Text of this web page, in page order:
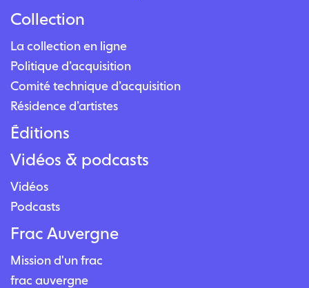
Collection
La collection en ligne
Politique d’acquisition
Comité technique d’acquisition
Résidence d’artistes
Éditions
Vidéos & podcasts
Vidéos
Podcasts
Frac Auvergne
Mission d'un frac
frac auvergne